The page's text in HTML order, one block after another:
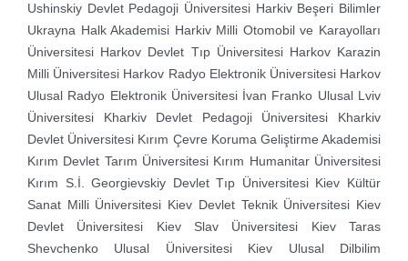
Ushinskiy Devlet Pedagoji Üniversitesi Harkiv Beşeri Bilimler
Ukrayna Halk Akademisi Harkiv Milli Otomobil ve Karayolları
Üniversitesi Harkov Devlet Tıp ÜniversitesiHarkov Karazin
Milli Üniversitesi Harkov Radyo Elektronik ÜniversitesiHarkov
Ulusal Radyo Elektronik Üniversitesiİvan Franko Ulusal Lviv
Üniversitesi Kharkiv Devlet Pedagoji Üniversitesi Kharkiv
Devlet Üniversitesi Kırım Çevre Koruma Geliştirme Akademisi
Kırım Devlet Tarım Üniversitesi Kırım Humanitar Üniversitesi
Kırım S.İ. Georgievskiy Devlet Tıp ÜniversitesiKiev Kültür
Sanat Milli Üniversitesi Kiev Devlet Teknik Üniversitesi Kiev
Devlet Üniversitesi Kiev Slav Üniversitesi Kiev Taras
Shevchenko Ulusal ÜniversitesiKiev Ulusal Dilbilim